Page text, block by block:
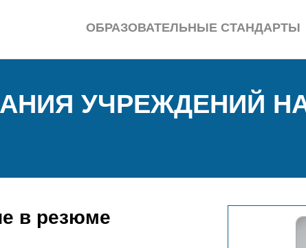
ОБРАЗОВАТЕЛЬНЫЕ СТАНДАРТЫ
УЧРЕЖДЕНИЙ
в резюме